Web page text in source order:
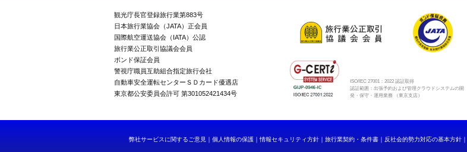
観光庁長官登録旅行業第883号
日本旅行業協会（JATA）正会員
国際航空運送協会（IATA）公認
旅行業公正取引協議会会員
ボンド保証会員
警視庁職員互助組合指定旅行会社
自動車安全運転センターＳＤカード優遇店
東京都公安委員会許可 第301052421434号
ISO/IEC 27001：2022 認証取得
認証範囲：出張予約および管理クラウドシステムの開
発・保守・運用業務 （東京支店）
弊社サービスに関するご意見 個人情報の保護 情報セキュリティ方針 旅行業契約・条件書 反社会的勢力対応の基本方針